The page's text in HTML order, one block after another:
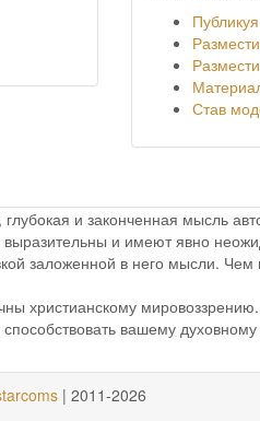
Став
и законченная мысль
выразительны и имеют явно
заложенной в него мысли.
христианскому
вашему духовному
| 2011-2026